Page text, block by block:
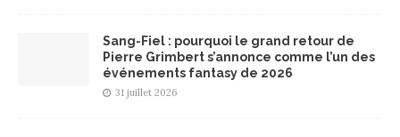
Sang-Fiel : pourquoi le grand retour de
Pierre Grimbert s’annonce comme l’un des
événements fantasy de 2026
31 juillet 2026